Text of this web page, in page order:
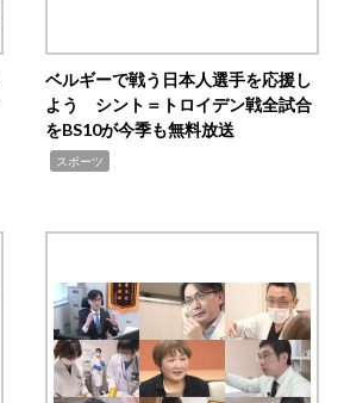
ベルギーで戦う日本人選手を応援し
よう シント＝トロイデン戦全試合
をBS10が今季も無料放送
スポーツ